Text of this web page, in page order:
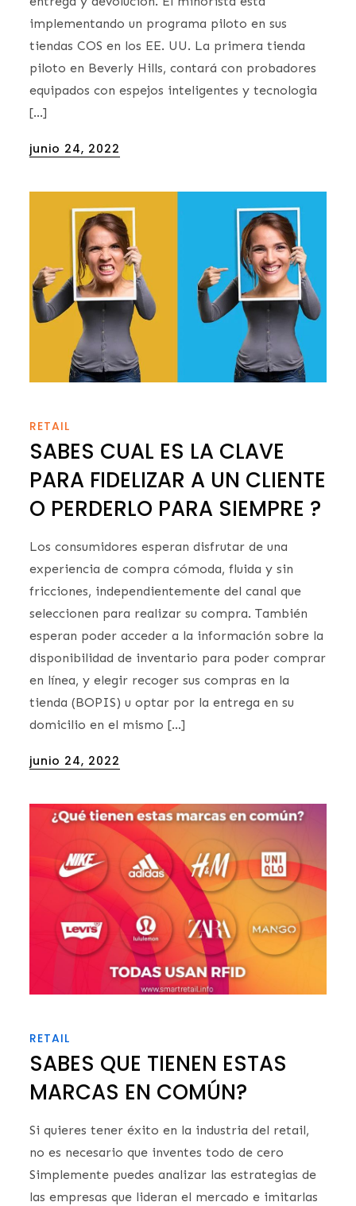
implementando un programa piloto en sus
tiendas COS en los EE. UU. La primera tienda
piloto en Beverly Hills, contará con probadores
equipados con espejos inteligentes y tecnologia
[…]
Posted
junio 24, 2022
RETAIL
SABES CUAL ES LA CLAVE
PARA FIDELIZAR A UN CLIENTE
O PERDERLO PARA SIEMPRE ?
Los consumidores esperan disfrutar de una
experiencia de compra cómoda, fluida y sin
fricciones, independientemente del canal que
seleccionen para realizar su compra. También
esperan poder acceder a la información sobre la
disponibilidad de inventario para poder comprar
en línea, y elegir recoger sus compras en la
tienda (BOPIS) u optar por la entrega en su
domicilio en el mismo […]
Posted
junio 24, 2022
RETAIL
SABES QUE TIENEN ESTAS
MARCAS EN COMÚN?
Si quieres tener éxito en la industria del retail,
no es necesario que inventes todo de cero
Simplemente puedes analizar las estrategias de
las empresas que lideran el mercado e imitarlas